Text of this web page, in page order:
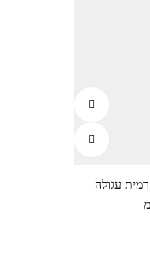
עגולה